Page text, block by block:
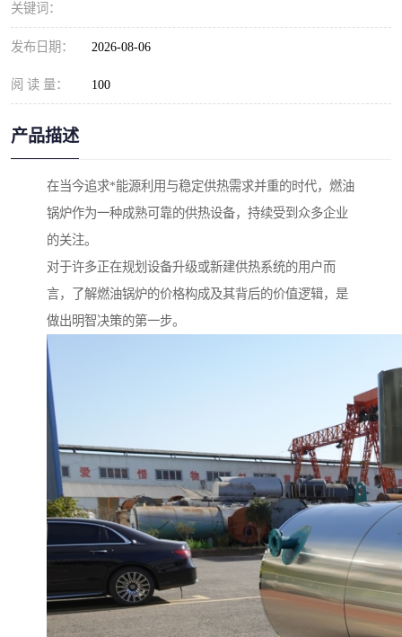
关键词：
发布日期： 2026-08-06
阅 读 量： 100
产品描述
在当今追求*能源利用与稳定供热需求并重的时代，燃油
锅炉作为一种成熟可靠的供热设备，持续受到众多企业
的关注。
对于许多正在规划设备升级或新建供热系统的用户而
言，了解燃油锅炉的价格构成及其背后的价值逻辑，是
做出明智决策的第一步。